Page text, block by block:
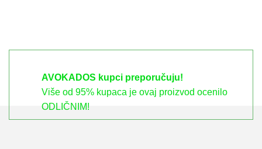
AVOKADOS kupci preporučuju!
Više od 95% kupaca je ovaj proizvod ocenilo
ODLIČNIM!